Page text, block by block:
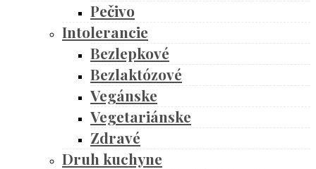
Pečivo
Intolerancie
Bezlepkové
Bezlaktózové
Vegánske
Vegetariánske
Zdravé
Druh kuchyne